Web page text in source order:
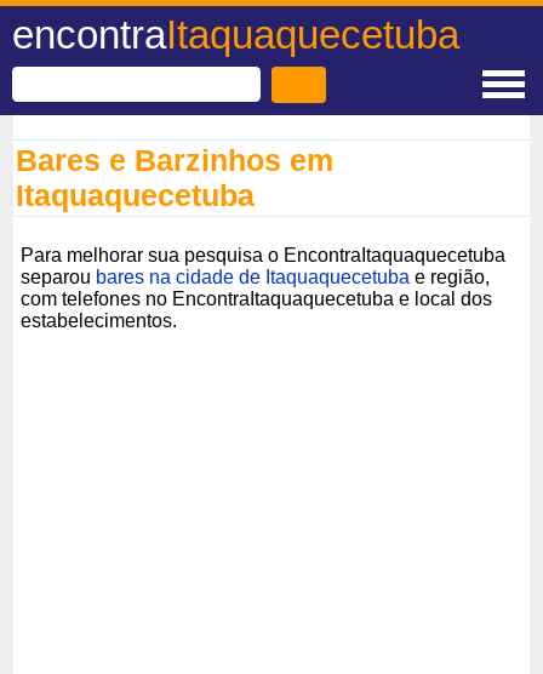
encontraItaquaquecetuba
Bares e Barzinhos em
Itaquaquecetuba
Para melhorar sua pesquisa o EncontraItaquaquecetuba
separou bares na cidade de Itaquaquecetuba e região,
com telefones no EncontraItaquaquecetuba e local dos
estabelecimentos.